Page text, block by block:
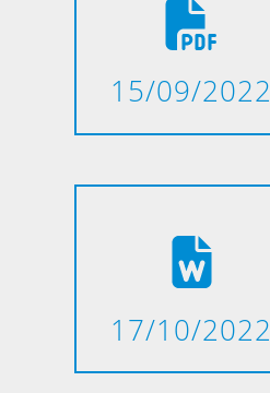
15/09/2022
17/10/2022